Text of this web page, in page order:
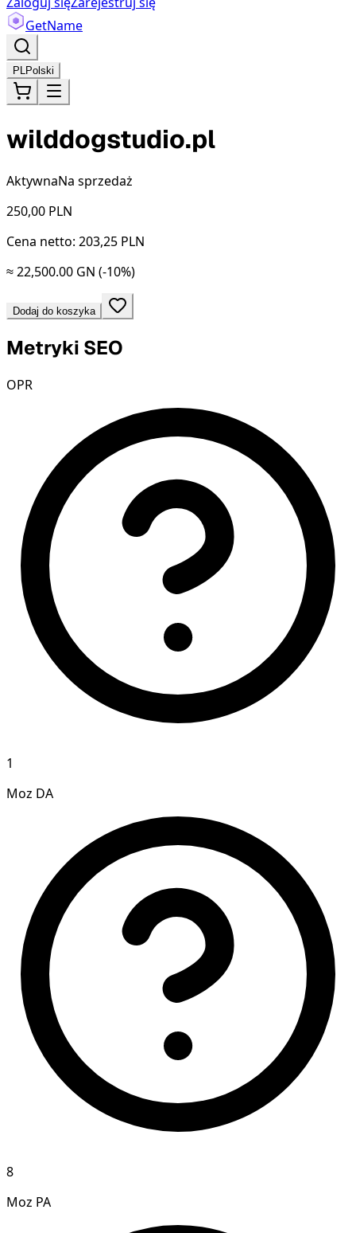
GetName
PLPolski
wilddogstudio.pl
AktywnaNa sprzedaż
250,00 PLN
Cena netto: 203,25 PLN
≈ 22,500.00 GN (-10%)
Dodaj do koszyka
Metryki SEO
OPR
1
Moz DA
8
Moz PA